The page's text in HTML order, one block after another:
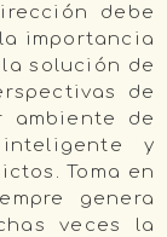
debe
importancia
solución de
de
ambiente de
y
Toma en
genera
veces la